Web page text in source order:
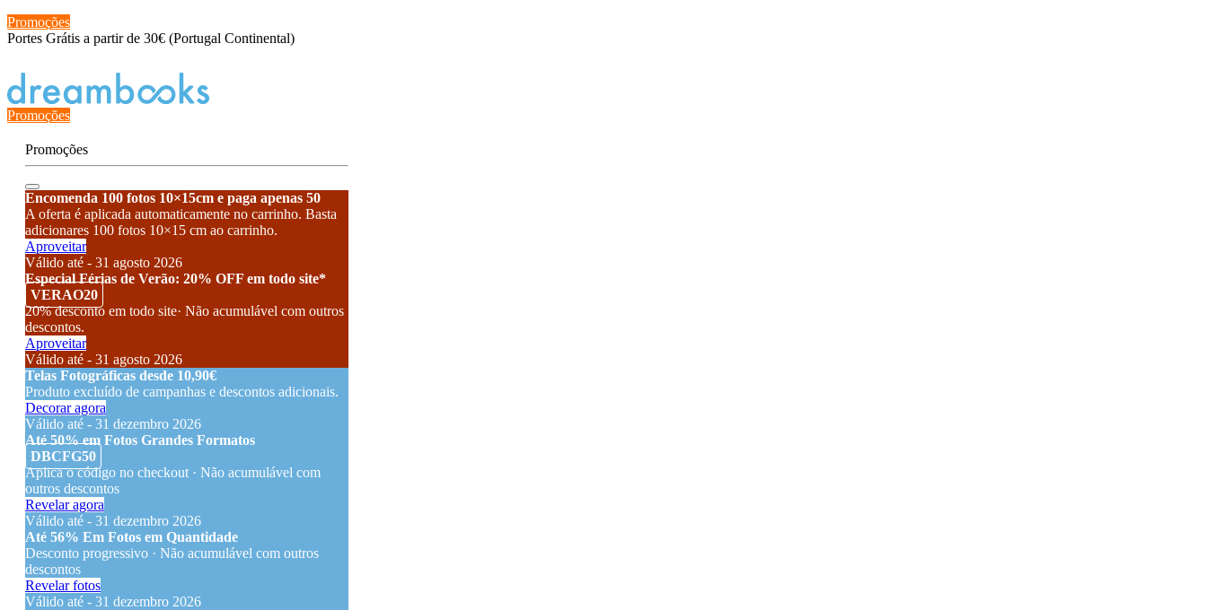
Promoções
Portes Grátis a partir de 30€ (Portugal Continental)
Promoções
Promoções
Encomenda 100 fotos 10×15cm e paga apenas 50
A oferta é aplicada automaticamente no carrinho. Basta
adicionares 100 fotos 10×15 cm ao carrinho.
Aproveitar
Válido até - 31 agosto 2026
Especial Férias de Verão: 20% OFF em todo site*
VERAO20
20% desconto em todo site· Não acumulável com outros
descontos.
Aproveitar
Válido até - 31 agosto 2026
Telas Fotográficas desde 10,90€
Produto excluído de campanhas e descontos adicionais.
Decorar agora
Válido até - 31 dezembro 2026
Até 50% em Fotos Grandes Formatos
DBCFG50
Aplica o código no checkout · Não acumulável com
outros descontos
Revelar agora
Válido até - 31 dezembro 2026
Até 56% Em Fotos em Quantidade
Desconto progressivo · Não acumulável com outros
descontos
Revelar fotos
Válido até - 31 dezembro 2026